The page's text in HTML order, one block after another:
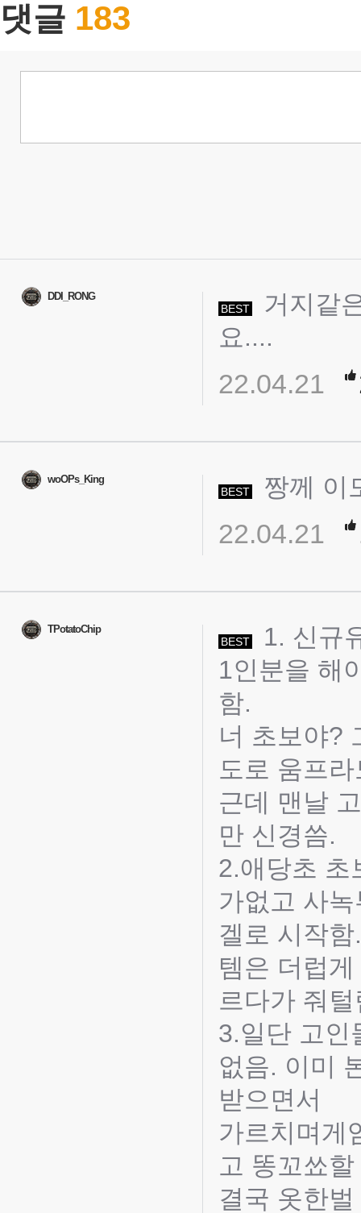
댓글 183
DDI_RONG
BEST
거지같
요....
22.04.21
woOPs_King
BEST 짱께 이
22.04.21
TPotatoChip
BEST
1. 신규
1인분을 해
함.
너 초보야?
도로 움프
근데 맨날
만 신경씀.
2.애당초 초
가없고 사
겔로 시작함.
템은 더럽
르다가 줘털
3.일단 고인
없음. 이미
받으면서
가르치며게
고 똥꼬쑈
결국 옷한